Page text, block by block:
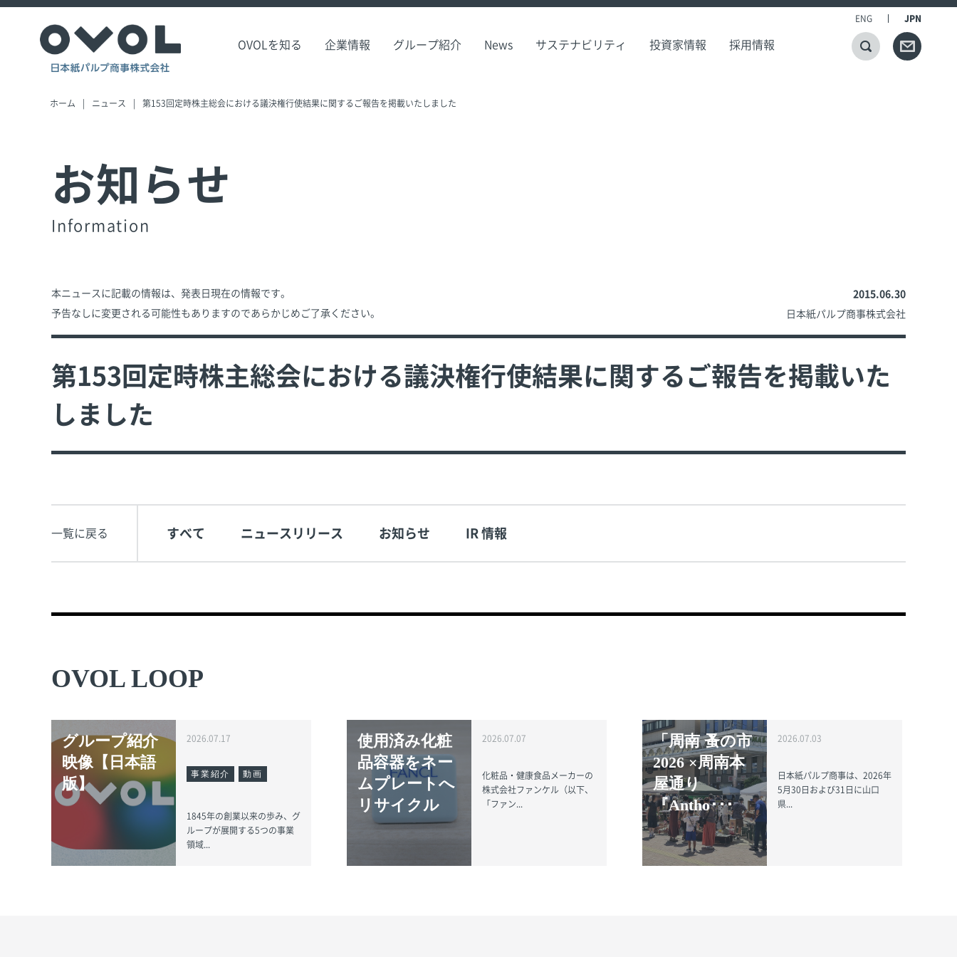
OVOLを知る 企業情報 グループ紹介 News サステナビリティ 投資家情報 採用情報
ENG JPN
ホーム ニュース 第153回定時株主総会における議決権行使結果に関するご報告を掲載いたしました
お知らせ
Information
本ニュースに記載の情報は、発表日現在の情報です。
予告なしに変更される可能性もありますのであらかじめご了承ください。
2015.06.30
日本紙パルプ商事株式会社
第153回定時株主総会における議決権行使結果に関するご報告を掲載いた
しました
一覧に戻る すべて ニュースリリース お知らせ IR 情報
OVOL LOOP
グループ紹介
映像【日本語
版】
2026.07.17
事業紹介 動画
1845年の創業以来の歩み、グ
ループが展開する5つの事業
領域...
使用済み化粧
品容器をネー
ムプレートへ
リサイクル
2026.07.07
化粧品・健康食品メーカーの
株式会社ファンケル（以下、
「ファン...
「周南 蚤の市
2026 ×周南本
屋通り
『Antho･･･
2026.07.03
日本紙パルプ商事は、2026年
5月30日および31日に山口
県...